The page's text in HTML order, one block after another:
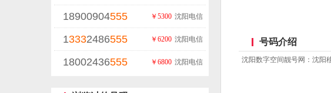
18900904555 沈阳电信
￥5300
13332486555 沈阳电信
￥6200
18002436555 沈阳电信
￥6800
号码介绍
沈阳数字空间靓号网：沈阳